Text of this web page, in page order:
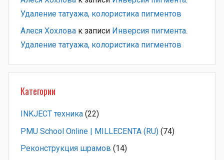
Удаление татуажа, колористика пигментов
Алеся Хохлова к записи Инверсия пигмента.
Удаление татуажа, колористика пигментов
Категории
INKJECT техника (22)
PMU School Online | MILLECENTA (RU) (74)
Pеконструкция шрамов (14)